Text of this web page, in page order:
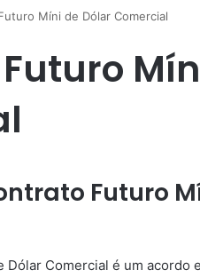
Míni de Dólar Comercial
Futuro
Dólar Comercial é um